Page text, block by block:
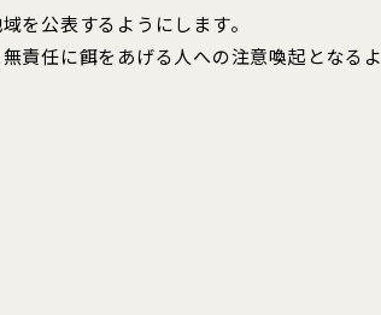
を公表するようにします。
責任に餌をあげる人への注意喚起となるよ